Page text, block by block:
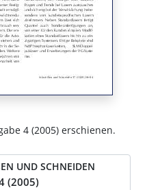
4 (2005) erschienen.
UND SCHNEIDEN
(2005)